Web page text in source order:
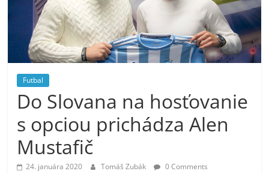
Futbal
Do Slovana na hosťovanie
s opciou prichádza Alen
Mustafič
24. januára 2020 Tomáš Zubák 0 Comments